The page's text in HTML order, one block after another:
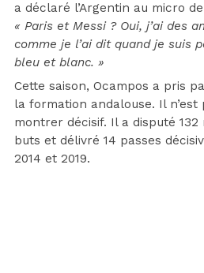
a déclaré l’Argentin au micro
« Paris et Messi ? Oui, j’ai des
comme je l’ai dit quand je suis
bleu et blanc. »
Cette saison, Ocampos a pris
la formation andalouse. Il n’est
montrer décisif. Il a disputé
buts et délivré 14 passes
2014 et 2019.